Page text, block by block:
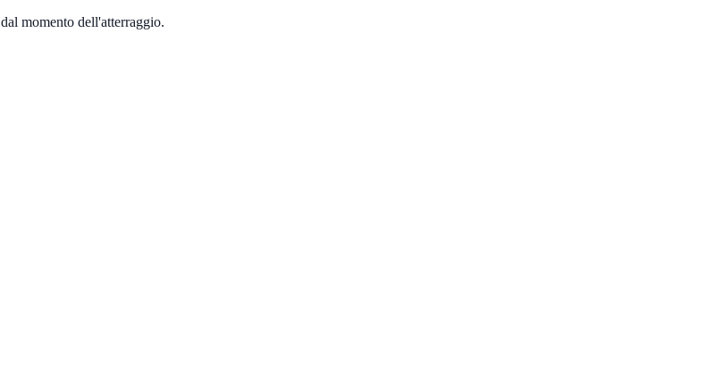
dal momento dell'atterraggio.